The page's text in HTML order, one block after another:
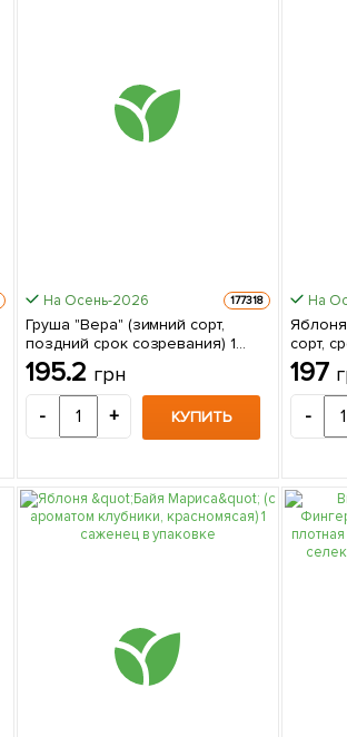
На Осень-2026 177318
Груша "Вера" (зимний сорт,
поздний срок созревания) 1
саженец в упаковке
195.2 грн
- + КУПИТЬ
На
сорт,
197
-